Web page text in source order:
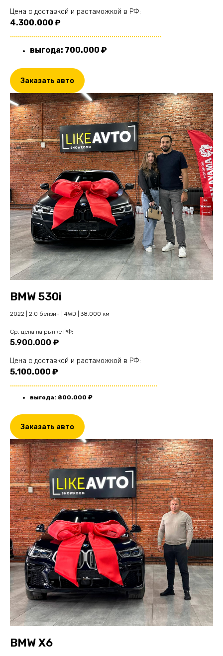
Цена с доставкой и растаможкой в РФ:
4.300.000 ₽
............................................................................
выгода: 700.000 ₽
Заказать авто
BMW 530i
2022 | 2.0 бензин | 4WD | 38.000 км
Cр. цена на рынке РФ:
5.900.000 ₽
Цена с доставкой и растаможкой в РФ:
5.100.000 ₽
..........................................................................
выгода: 800.000 ₽
Заказать авто
BMW X6